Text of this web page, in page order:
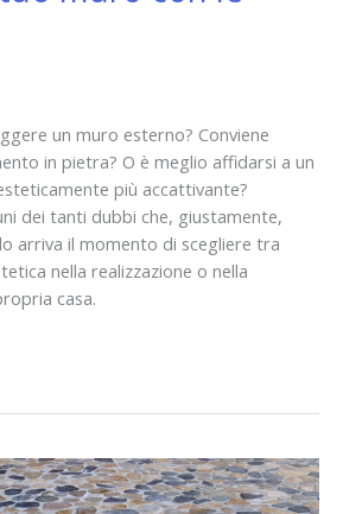
un muro esterno? Conviene
in pietra? O è meglio affidarsi a un
più accattivante?
dei tanti dubbi che, giustamente,
arriva il momento di scegliere tra
nella realizzazione o nella
casa.